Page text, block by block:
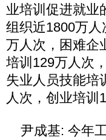
业培训促进就业
组织近1800万
万人次，困难企
培训129万人次
失业人员技能培
人次，创业培训
尹成基: 今年